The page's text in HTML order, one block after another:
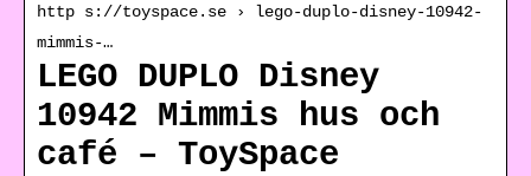
http s://toyspace.se › lego-duplo-disney-10942-
mimmis-…
LEGO DUPLO Disney
10942 Mimmis hus och
café – ToySpace